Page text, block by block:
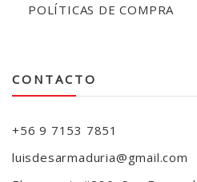
POLÍTICAS DE COMPRA
CONTACTO
+56 9 7153 7851
luisdesarmaduria@gmail.com